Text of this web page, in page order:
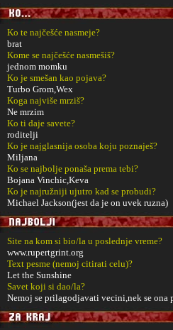
Ko te najčešće nasmeje?
brat
Kome se najčešće nasmešiš?
jednom momku
Ko je smešan kao pojava?
Turbo Grom,Wex
Koga najviše mrziš?
Ne mrzim
Ko ti daje savete?
roditelji
Ko je najglasnija osoba koju poznaješ?
Miljana
Ko se najbolje ponaša prema tebi?
Bojana Vinchic,Keva
Ko je najružniji ujutro kad se probudi?
Michael Jackson(jest da je on uvek ruzna)
Site na kom si bio/la u poslednje vreme?
www.rupertgrint.org
Text pesme (nemoj citirati celu)?
Let the Sunshine
Savet koji si dao/la?
Nemoj se prilagodjavati vecini,nek se ona